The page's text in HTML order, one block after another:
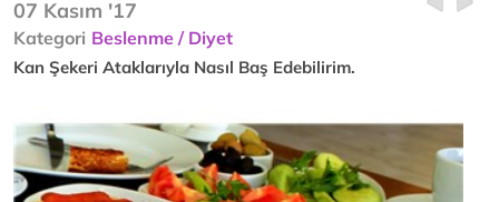
07 Kasım '17
Kategori Beslenme / Diyet
Kan Şekeri Ataklarıyla Nasıl Baş Edebilirim.